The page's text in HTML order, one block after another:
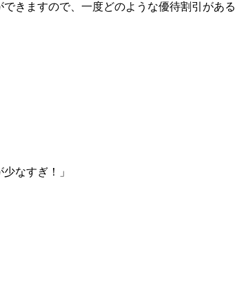
きますので、一度どのような優待割引がある
なすぎ！」